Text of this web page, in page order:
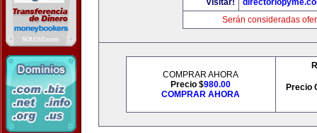
Visitar!
Serán consideradas
COMPRAR AHORA
Precio $980.00
COMPRAR AHORA
Precio